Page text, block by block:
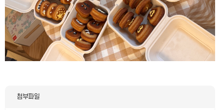
첨부파일